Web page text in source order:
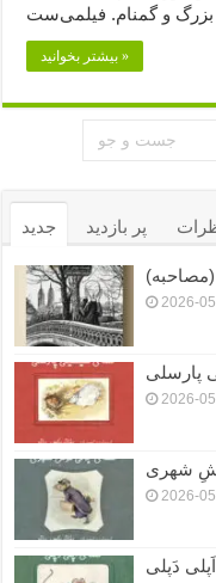
بیشتر بخوانید »
جدید پر بازدید
2026-
پارسلی
2026-
شهری
2026-
اَپلی دَپلی